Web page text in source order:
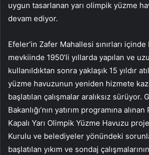
uygun tasarlanan yarı olimpik yüzme
devam ediyor.
Efeler’in Zafer Mahallesi sınırları içinde
mevkiinde 1950’li yıllarda yapılan ve
kullanıldıktan sonra yaklaşık 15 yıldır
yüzme havuzunun yeniden hizmete
başlatılan çalışmalar aralıksız sürüyor.
Bakanlığı’nın yatırım programına alınan
Kapalı Yarı Olimpik Yüzme Havuzu
Kurulu ve belediyeler yönündeki
başlatılan yıkım ve sondaj